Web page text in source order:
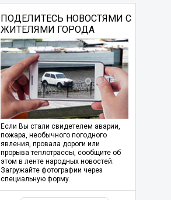
ПОДЕЛИТЕСЬ НОВОСТЯМИ С
ЖИТЕЛЯМИ ГОРОДА
Если Вы стали свидетелем аварии,
пожара, необычного погодного
явления, провала дороги или
прорыва теплотрассы, сообщите об
этом в ленте народных новостей.
Загружайте фотографии через
специальную форму.